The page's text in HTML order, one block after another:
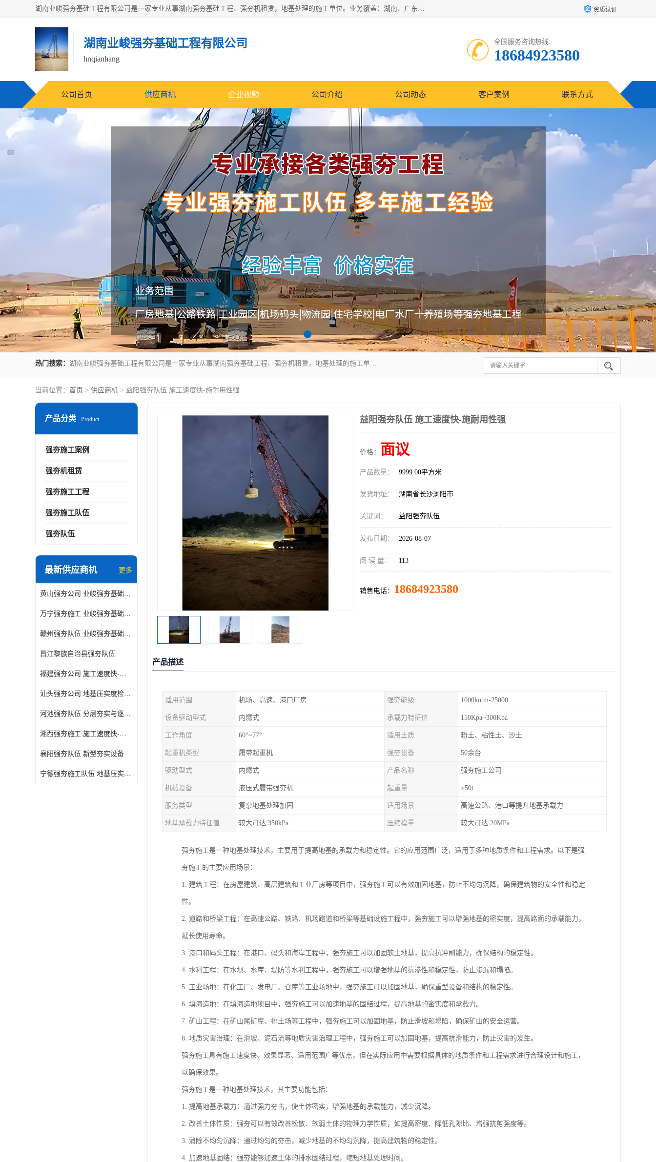
湖南业峻强夯基础工程有限公司是一家专业从事湖南强夯基础工程、强夯机租赁，地基处理的施工单位。业务覆盖：湖南、广东，江西等地。可承接1000KN.m-25000KN.m强夯（置换）工程。公司创始人是国内较早期从事强夯施工的建设者，经过多年的一步一个脚印的发展，在行业内具有较高的度和良好的口碑。 资质认证
湖南业峻强夯基础工程有限公司
hnqianhang
全国服务咨询热线:
18684923580
公司首页 供应商机 企业视频 公司介绍 公司动态 客户案例 联系方式
热门搜索： 湖南业峻强夯基础工程有限公司是一家专业从事湖南强夯基础工程、强夯机租赁，地基处理的施工单位。业务覆盖：湖南、广东，江西等地。可承接1000KN.m-25000KN.m强夯（置换）工程。公司创始人是国内较早期从事强夯施工的建设者，经过多年的一步一个脚印的发展，在行业内具有较高的度和良好的口碑。
当前位置： 首页 > 供应商机 > 益阳强夯队伍 施工速度快-施耐用性强
产品分类 Product
强夯施工案例
强夯机租赁
强夯施工工程
强夯施工队伍
强夯队伍
最新供应商机 更多
黄山强夯公司 业峻强夯基础工程
万宁强夯施工 业峻强夯基础工程
赣州强夯队伍 业峻强夯基础工程
昌江黎族自治县强夯队伍
福建强夯公司 施工速度快-施耐用性强
汕头强夯公司 地基压实度检测方法与标准
河池强夯队伍 分层夯实与逐层检测技术
湘西强夯施工 施工速度快-施耐用性强
襄阳强夯队伍 新型夯实设备
宁德强夯施工队伍 地基压实度检测方法与标准
益阳强夯队伍 施工速度快-施耐用性强
价格： 面议
产品数量： 9999.00平方米
发货地址： 湖南省长沙浏阳市
关键词： 益阳强夯队伍
发布日期： 2026-08-07
阅 读 量： 113
销售电话： 18684923580
产品描述
适用范围 机场、高速、港口厂房 强夯能级 1000kn.m-25000
设备驱动型式 内燃式 承载力特征值 150Kpa~300Kpa
工作角度 60°~77° 适用土质 粉土、粘性土、沙土
起重机类型 履带起重机 强夯设备 50余台
驱动型式 内燃式 产品名称 强夯施工公司
机械设备 液压式履带强夯机 起重量 ≥50t
服务类型 复杂地基处理加固 适用场景 高速公路、港口等提升地基承载力
地基承载力特征值 较大可达 350kPa 压缩模量 较大可达 20MPa
强夯施工是一种地基处理技术，主要用于提高地基的承载力和稳定性。它的应用范围广泛，适用于多种地质条件和工程需求。以下是强
夯施工的主要应用场景：
1. 建筑工程：在房屋建筑、高层建筑和工业厂房等项目中，强夯施工可以有效加固地基，防止不均匀沉降，确保建筑物的安全性和稳定
性。
2. 道路和桥梁工程：在高速公路、铁路、机场跑道和桥梁等基础设施工程中，强夯施工可以增强地基的密实度，提高路面的承载能力，
延长使用寿命。
3. 港口和码头工程：在港口、码头和海岸工程中，强夯施工可以加固软土地基，提高抗冲刷能力，确保结构的稳定性。
4. 水利工程：在水坝、水库、堤防等水利工程中，强夯施工可以增强地基的抗渗性和稳定性，防止渗漏和塌陷。
5. 工业场地：在化工厂、发电厂、仓库等工业场地中，强夯施工可以加固地基，确保重型设备和结构的稳定性。
6. 填海造地：在填海造地项目中，强夯施工可以加速地基的固结过程，提高地基的密实度和承载力。
7. 矿山工程：在矿山尾矿库、排土场等工程中，强夯施工可以加固地基，防止滑坡和塌陷，确保矿山的安全运营。
8. 地质灾害治理：在滑坡、泥石流等地质灾害治理工程中，强夯施工可以加固地基，提高抗滑能力，防止灾害的发生。
强夯施工具有施工速度快、效果显著、适用范围广等优点，但在实际应用中需要根据具体的地质条件和工程需求进行合理设计和施工，
以确保效果。
强夯施工是一种地基处理技术，其主要功能包括：
1. 提高地基承载力：通过强力夯击，使土体密实，增强地基的承载能力，减少沉降。
2. 改善土体性质：强夯可以有效改善松散、软弱土体的物理力学性质，如提高密度、降低孔隙比、增强抗剪强度等。
3. 消除不均匀沉降：通过均匀的夯击，减少地基的不均匀沉降，提高建筑物的稳定性。
4. 加速地基固结：强夯能够加速土体的排水固结过程，缩短地基处理时间。